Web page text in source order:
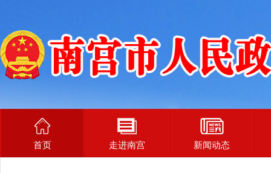
首页 走进南宫 新闻动态